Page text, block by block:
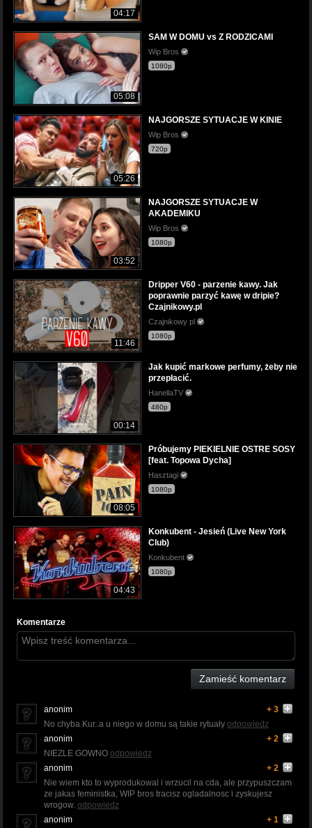
04:17
05:08
SAM W DOMU vs Z RODZICAMI
Wip Bros
1080p
05:26
NAJGORSZE SYTUACJE W KINIE
Wip Bros
720p
03:52
NAJGORSZE SYTUACJE W
AKADEMIKU
Wip Bros
1080p
11:46
Dripper V60 - parzenie kawy. Jak
poprawnie parzyć kawę w dripie?
Czajnikowy.pl
Czajnikowy pl
1080p
00:14
Jak kupić markowe perfumy, żeby nie
przepłacić.
HanellaTV
480p
08:05
Próbujemy PIEKIELNIE OSTRE SOSY
[feat. Topowa Dycha]
Hasztagi
1080p
04:43
Konkubent - Jesień (Live New York
Club)
Konkubent
1080p
Komentarze
Zamieść komentarz
anonim
+ 3
No chyba Kur..a u niego w domu są takie rytuały odpowiedz
anonim
+ 2
NIEZLE GOWNO odpowiedz
anonim
+ 2
Nie wiem kto to wyprodukowal i wrzucil na cda, ale przypuszczam
ze jakas feministka, WIP bros tracisz ogladalnosc i zyskujesz
wrogow. odpowiedz
anonim
+ 1